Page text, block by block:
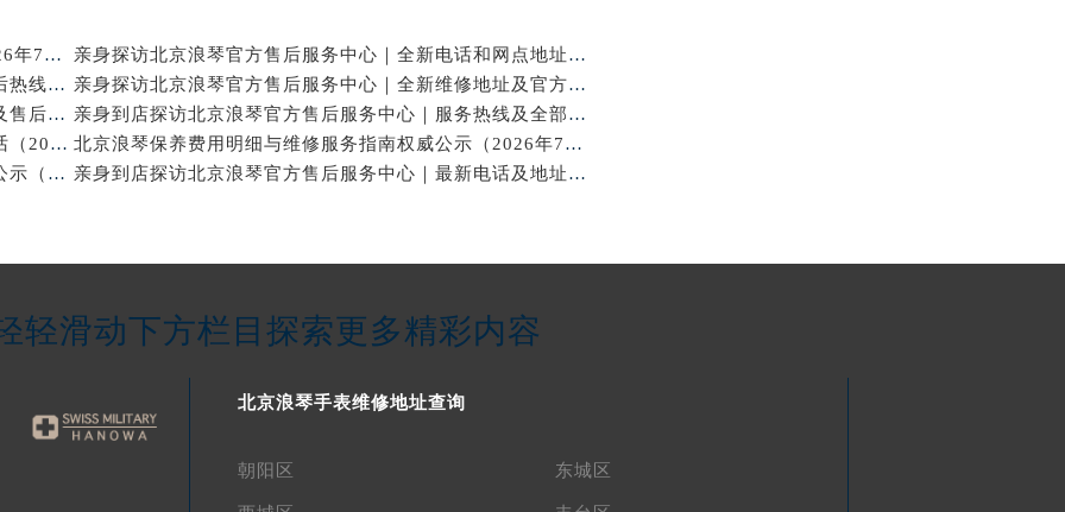
北京浪琴官方维修电话与售后保养服务权威公示（2026年7月最新）
亲身探访北京浪琴官方售后服务中心｜全新电话和网点地址（2026年7月最新）
亲身探访北京浪琴官方售后服务中心｜网点地址及售后热线（2026年7月最新）
亲身探访北京浪琴官方售后服务中心｜全新维修地址及官方客服电话（2026年7月最新）
亲身到店探访北京浪琴官方售后服务中心｜维修地址及售后服务热线（2026年7月最新）
亲身到店探访北京浪琴官方售后服务中心｜服务热线及全部官方地址（2026年7月最新）
亲身探访北京浪琴官方售后服务中心｜网点地址与电话（2026年7月最新）
北京浪琴保养费用明细与维修服务指南权威公示（2026年7月最新）
北京浪琴保养维修中心专业手表保养与维修服务权威公示（2026年7月最新）
亲身到店探访北京浪琴官方售后服务中心｜最新电话及地址（2026年7月最新）
轻滑动下方栏目探索更多精彩内容
北京浪琴手表维修地址查询
朝阳区 东城区